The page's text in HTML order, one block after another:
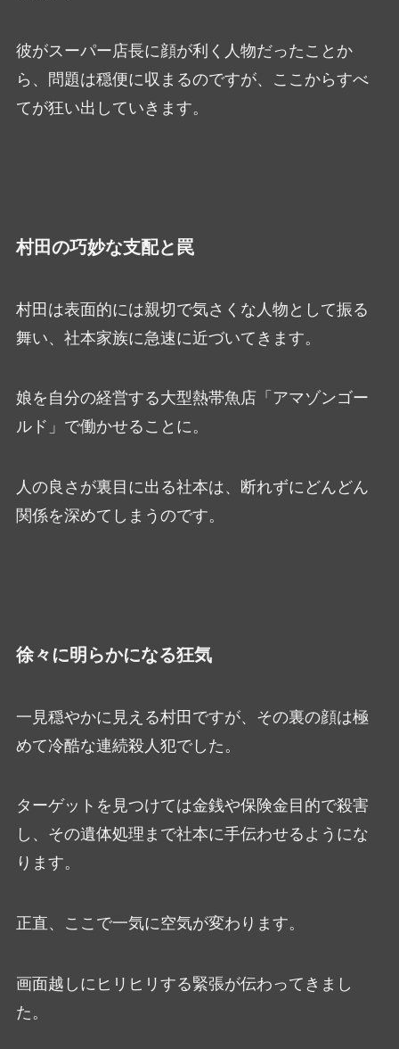
彼がスーパー店長に顔が利く人物だったことか
ら、問題は穏便に収まるのですが、ここからすべ
てが狂い出していきます。
村田の巧妙な支配と罠
村田は表面的には親切で気さくな人物として振る
舞い、社本家族に急速に近づいてきます。
娘を自分の経営する大型熱帯魚店「アマゾンゴー
ルド」で働かせることに。
人の良さが裏目に出る社本は、断れずにどんどん
関係を深めてしまうのです。
徐々に明らかになる狂気
一見穏やかに見える村田ですが、その裏の顔は極
めて冷酷な連続殺人犯でした。
ターゲットを見つけては金銭や保険金目的で殺害
し、その遺体処理まで社本に手伝わせるようにな
ります。
正直、ここで一気に空気が変わります。
画面越しにヒリヒリする緊張が伝わってきまし
た。